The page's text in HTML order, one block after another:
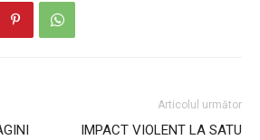
Articolul următor
IMPACT VIOLENT LA SATU